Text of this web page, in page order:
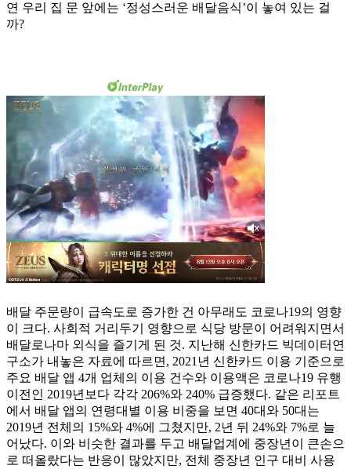
연 우리 집 문 앞에는 ‘정성스러운 배달음식’이 놓여 있는 걸
까?
배달 주문량이 급속도로 증가한 건 아무래도 코로나19의 영향
이 크다. 사회적 거리두기 영향으로 식당 방문이 어려워지면서
배달로나마 외식을 즐기게 된 것. 지난해 신한카드 빅데이터연
구소가 내놓은 자료에 따르면, 2021년 신한카드 이용 기준으로
주요 배달 앱 4개 업체의 이용 건수와 이용액은 코로나19 유행
이전인 2019년보다 각각 206%와 240% 급증했다. 같은 리포트
에서 배달 앱의 연령대별 이용 비중을 보면 40대와 50대는
2019년 전체의 15%와 4%에 그쳤지만, 2년 뒤 24%와 7%로 늘
어났다. 이와 비슷한 결과를 두고 배달업계에 중장년이 큰손으
로 떠올랐다는 반응이 많았지만, 전체 중장년 인구 대비 사용